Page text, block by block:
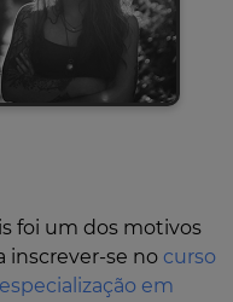
foi um dos motivos
inscrever-se no curso
em